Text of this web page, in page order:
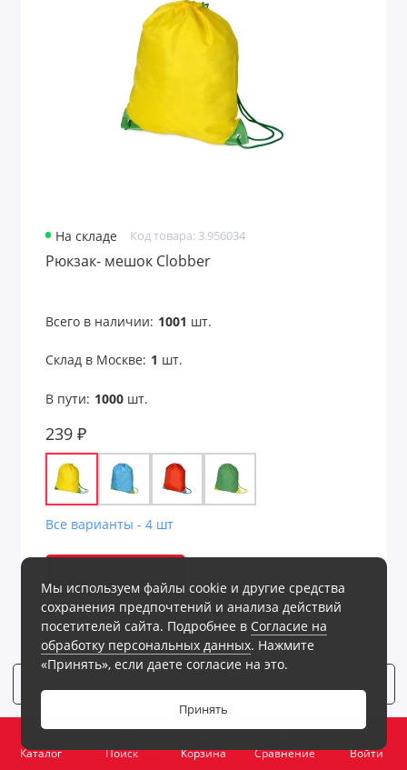
Каталог Поиск Корзина
0
Сравнение
Войти
На складе Код товара: 3.956034
Рюкзак- мешок Clobber
Всего в наличии: 1001 шт.
Склад в Москве: 1 шт.
В пути: 1000шт.
239 ₽
Все варианты - 4 шт
Мы используем файлы cookie и другие средства
сохранения предпочтений и анализа действий
посетителей сайта. Подробнее в Согласие на
обработку персональных данных. Нажмите
«Принять», если даете согласие на это.
Принять